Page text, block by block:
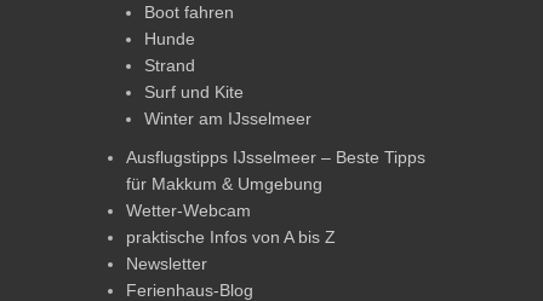
Boot fahren
Hunde
Strand
Surf und Kite
Winter am IJsselmeer
Ausflugstipps IJsselmeer – Beste Tipps
für Makkum & Umgebung
Wetter-Webcam
praktische Infos von A bis Z
Newsletter
Ferienhaus-Blog